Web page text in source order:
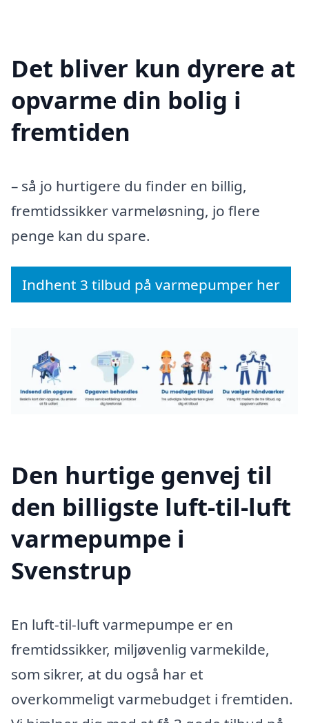
Det bliver kun dyrere at
opvarme din bolig i
fremtiden
– så jo hurtigere du finder en billig,
fremtidssikker varmeløsning, jo flere
penge kan du spare.
Indhent 3 tilbud på varmepumper her
Den hurtige genvej til
den billigste luft-til-luft
varmepumpe i
Svenstrup
En luft-til-luft varmepumpe er en
fremtidssikker, miljøvenlig varmekilde,
som sikrer, at du også har et
overkommeligt varmebudget i fremtiden.